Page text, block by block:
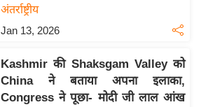
अंतर्राष्ट्रीय
Jan 13, 2026
Kashmir की Shaksgam Valley को
China ने बताया अपना इलाका,
Congress ने पूछा- मोदी जी लाल आंख